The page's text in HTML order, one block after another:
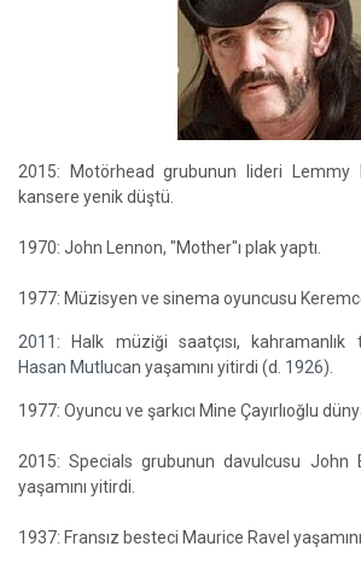
2015: Motörhead grubunun lideri Lemmy
kansere yenik düştü.
1970: John Lennon, "Mother"ı plak yaptı.
1977: Müzisyen ve sinema oyuncusu
2011 : Halk müziği saatçısı, kahramanlık
Hasan Mutlucan yaşamını yitirdi (d. 1926).
1977: Oyuncu ve şarkıcı Mine Çayırlıoğlu
2015: Specials grubunun davulcusu John
yaşamını yitirdi.
1937: Fransız besteci Maurice Ravel